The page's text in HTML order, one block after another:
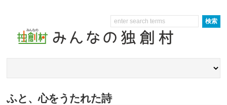
ふと、心をうたれた詩